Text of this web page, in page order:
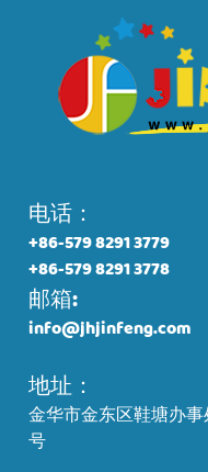
电话：
+86-579 8291 3779
+86-579 8291 3778
邮箱:
info@jhjinfeng.com
地址：
金华市金东区鞋塘办
号